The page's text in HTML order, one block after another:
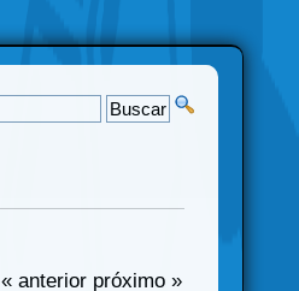
« anterior próximo »